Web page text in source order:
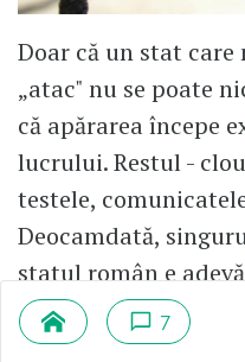
Doar că un stat
„atac" nu se poate
că apărarea începe
lucrului. Restul -
testele,
Deocamdată,
statul român e
nimeni.
7